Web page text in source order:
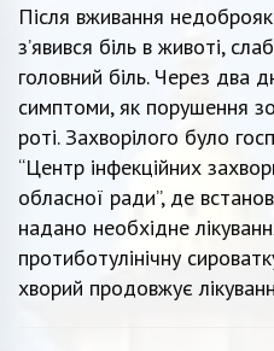
Після вживання
з’явився біль в животі,
головний біль. Через два
симптоми, як порушення
роті. Захворілого було
“Центр інфекційних
обласної ради”, де
надано необхідне
протиботулінічну
хворий продовжує